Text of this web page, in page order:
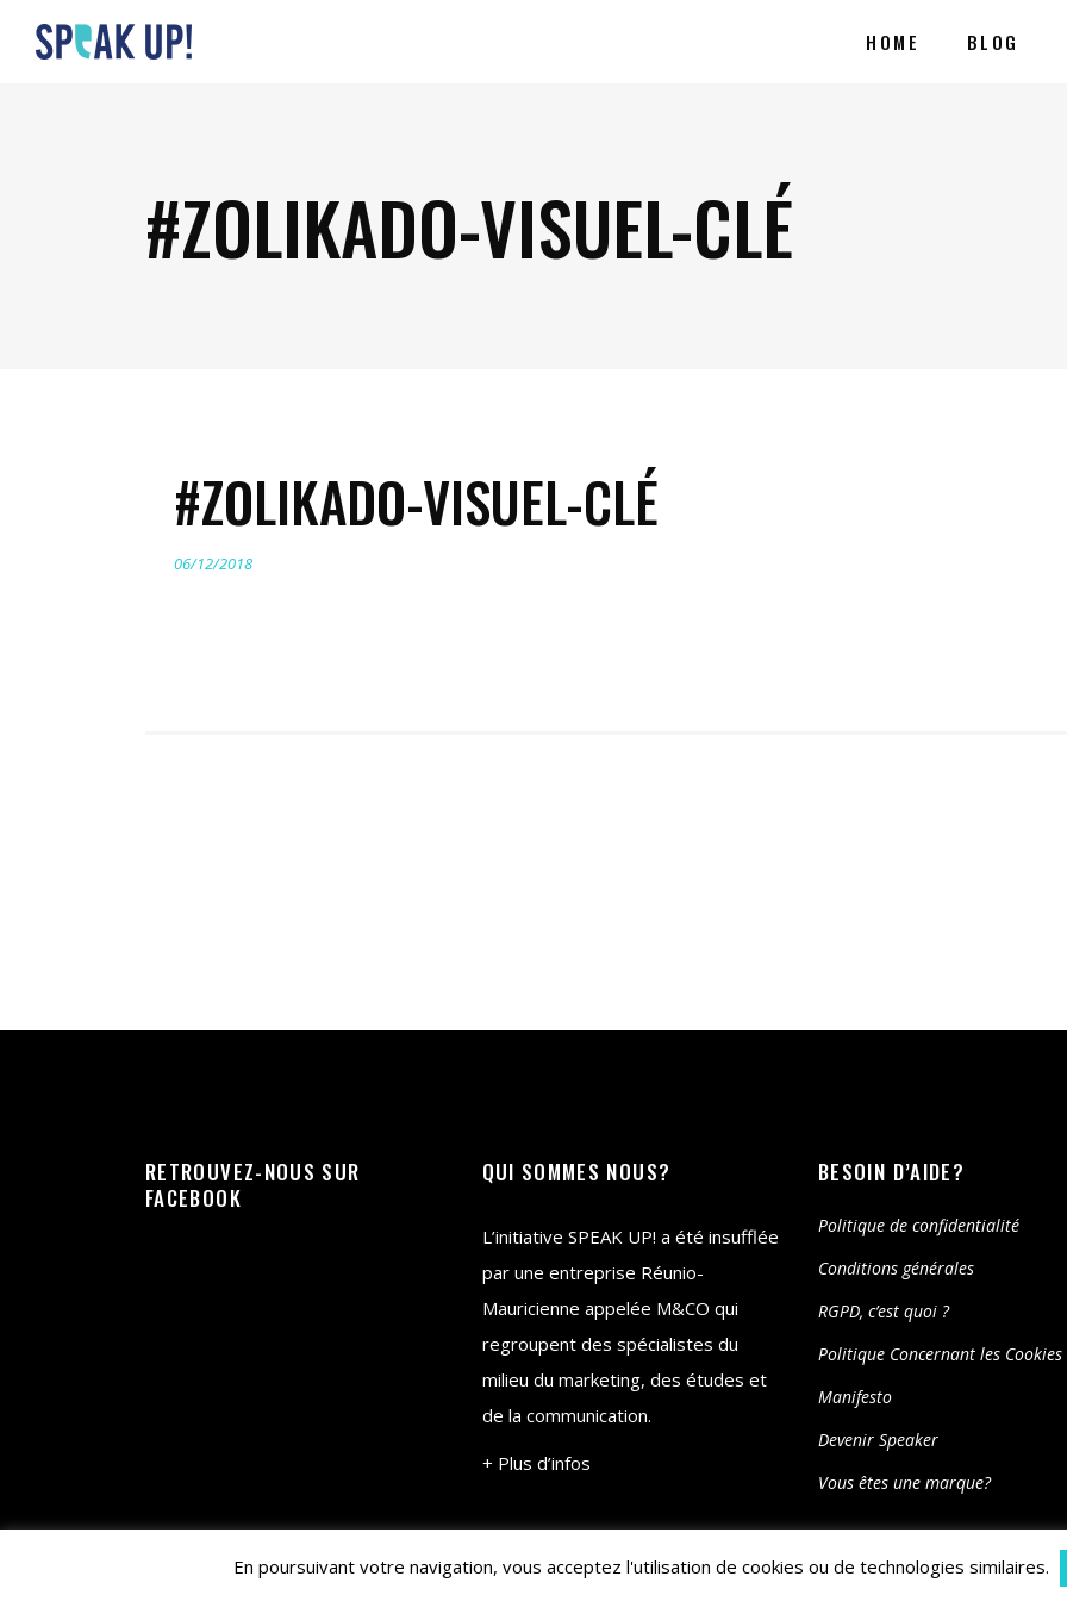
HOME BLOG
#ZOLIKADO-VISUEL-CLÉ
#ZOLIKADO-VISUEL-CLÉ
06/12/2018
RETROUVEZ-NOUS SUR
FACEBOOK
QUI SOMMES NOUS?
L’initiative SPEAK UP! a été insufflée
par une entreprise Réunio-
Mauricienne appelée M&CO qui
regroupent des spécialistes du
milieu du marketing, des études et
de la communication.
+ Plus d’infos
BESOIN D’AIDE?
Politique de confidentialité
Conditions générales
RGPD, c’est quoi ?
Politique Concernant les Cookies
Manifesto
Devenir Speaker
Vous êtes une marque?
En poursuivant votre navigation, vous acceptez l'utilisation de cookies ou de technologies similaires.